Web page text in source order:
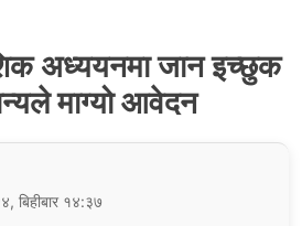
अध्ययनमा जान इच्छुक
माग्यो आवेदन
बिहीबार १४:३७